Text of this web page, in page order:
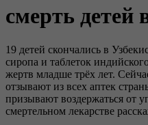
смерть детей
19 детей скончались в
сиропа и таблеток
жертв младше трёх лет.
отзывают из всех аптек
призывают воздержаться от
смертельном лекарстве